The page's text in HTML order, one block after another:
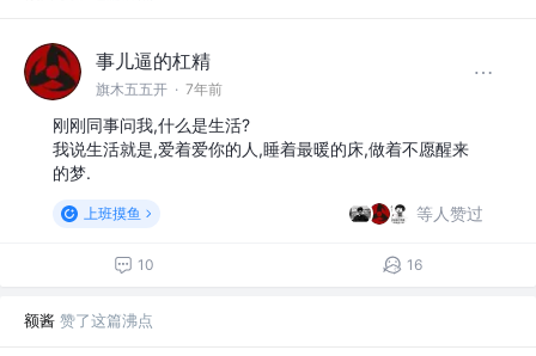
事儿逼的杠精
旗木五五开 · 7年前
刚刚同事问我,什么是生活?
我说生活就是,爱着爱你的人,睡着最暖的床,做着不愿醒来
的梦.
上班摸鱼 等人赞过
10 16
额酱 赞了这篇沸点